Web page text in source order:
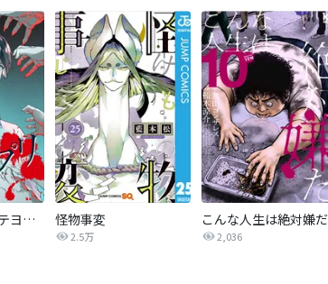
怪奇アプリ【タテヨミ】 怪物事変
2.5万
こんな人生は絶対嫌だ
2,036